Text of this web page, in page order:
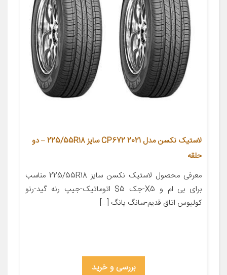
لاستیک نکسن مدل CP672 2021 سایز 225/55R18 – دو
حلقه
معرفی محصول لاستیک نکسن سایز 225/55R18 مناسب
برای بی ام و X5-جک S5 اتوماتیک-جیپ رنه گید-رنو
کولیوس اتاق قدیم-سانگ یانگ […]
بررسی و خرید